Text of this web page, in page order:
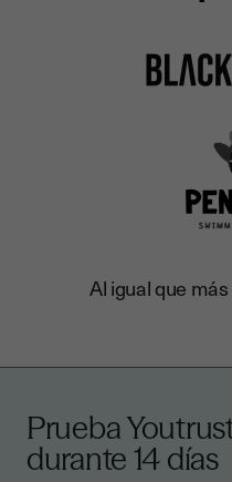
Al igual que
Prueba
durante 14 días